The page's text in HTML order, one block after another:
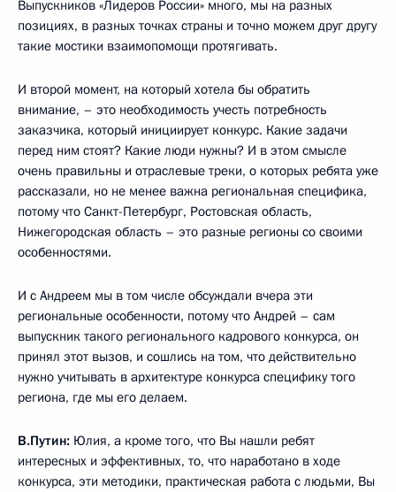
Выпускников «Лидеров России» много, мы на разных
позициях, в разных точках страны и точно можем друг другу
такие мостики взаимопомощи протягивать.
И второй момент, на который хотела бы обратить
внимание, – это необходимость учесть потребность
заказчика, который инициирует конкурс. Какие задачи
перед ним стоят? Какие люди нужны? И в этом смысле
очень правильны и отраслевые треки, о которых ребята уже
рассказали, но не менее важна региональная специфика,
потому что Санкт-Петербург, Ростовская область,
Нижегородская область – это разные регионы со своими
особенностями.
И с Андреем мы в том числе обсуждали вчера эти
региональные особенности, потому что Андрей – сам
выпускник такого регионального кадрового конкурса, он
принял этот вызов, и сошлись на том, что действительно
нужно учитывать в архитектуре конкурса специфику того
региона, где мы его делаем.
В.Путин: Юлия, а кроме того, что Вы нашли ребят
интересных и эффективных, то, что наработано в ходе
конкурса, эти методики, практическая работа с людьми, Вы